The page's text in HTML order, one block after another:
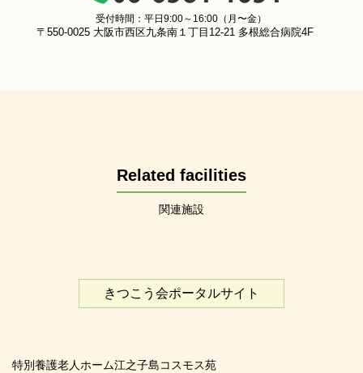
受付時間：平日9:00～16:00（月〜金）
〒550-0025 大阪市西区九条南１丁目12-21 多根総合病院4F
Related facilities
関連施設
きつこう会ポータルサイト
特別養護老人ホーム江之子島コスモス苑